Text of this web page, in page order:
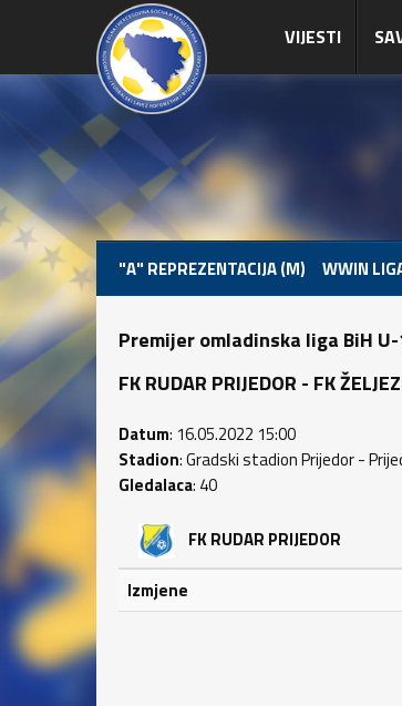
VIJESTI
"A" REPREZENTACIJA (M) WWIN
Premijer omladinska liga BiH
FK RUDAR PRIJEDOR - FK
Datum: 16.05.2022 15:00
Stadion: Gradski stadion Prijedor -
Gledalaca: 40
FK RUDAR PRIJEDOR
Izmjene